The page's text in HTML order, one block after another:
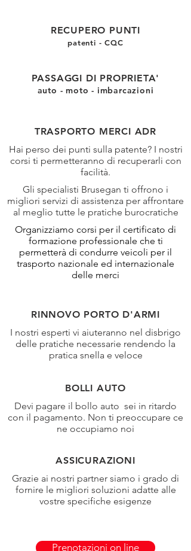
RECUPERO PUNTI
patenti - CQC
PASSAGGI DI PROPRIETA'
auto - moto - imbarcazioni
TRASPORTO MERCI ADR
Hai perso dei punti sulla patente? I nostri
corsi ti permetteranno di recuperarli con
facilità.
Gli specialisti Brusegan ti offrono i
migliori servizi di assistenza per affrontare
al meglio tutte le pratiche burocratiche
Organizziamo corsi per il certificato di
formazione professionale che ti
permetterà di condurre veicoli per il
trasporto nazionale ed internazionale
delle merci
RINNOVO PORTO D'ARMI
I nostri esperti vi aiuteranno nel disbrigo
delle pratiche necessarie rendendo la
pratica snella e veloce
BOLLI AUTO
Devi pagare il bollo auto sei in ritardo
con il pagamento. Non ti preoccupare ce
ne occupiamo noi
ASSICURAZIONI
Grazie ai nostri partner siamo i grado di
fornire le migliori soluzioni adatte alle
vostre specifiche esigenze
Prenotazioni on line